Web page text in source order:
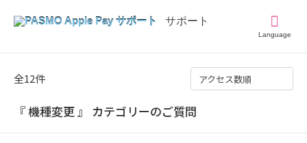
Language
アクセス数順
『 機種変更 』 カテゴリーのご質問
全12件